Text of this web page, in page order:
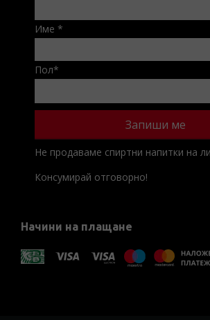
Име *
Пол*
Не продаваме спиртни напитки на
Консумирай отговорно!
Начини на плащане